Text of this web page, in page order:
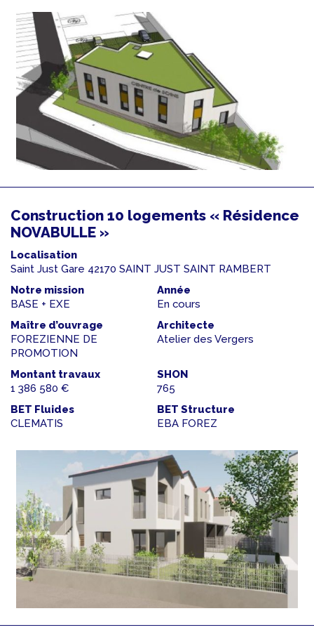
Construction 10 logements « Résidence
NOVABULLE »
Localisation
Saint Just Gare 42170 SAINT JUST SAINT RAMBERT
Notre mission
BASE + EXE
Année
En cours
Maître d’ouvrage
FOREZIENNE DE
PROMOTION
Architecte
Atelier des Vergers
Montant travaux
1 386 580 €
SHON
765
BET Fluides
CLEMATIS
BET Structure
EBA FOREZ